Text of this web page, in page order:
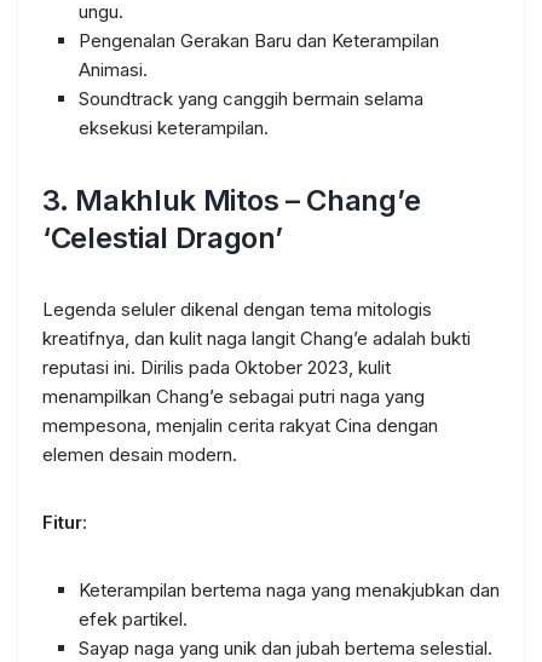
ungu.
Pengenalan Gerakan Baru dan Keterampilan
Animasi.
Soundtrack yang canggih bermain selama
eksekusi keterampilan.
3. Makhluk Mitos – Chang’e
‘Celestial Dragon’
Legenda seluler dikenal dengan tema mitologis
kreatifnya, dan kulit naga langit Chang’e adalah bukti
reputasi ini. Dirilis pada Oktober 2023, kulit
menampilkan Chang’e sebagai putri naga yang
mempesona, menjalin cerita rakyat Cina dengan
elemen desain modern.
Fitur:
Keterampilan bertema naga yang menakjubkan dan
efek partikel.
Sayap naga yang unik dan jubah bertema selestial.